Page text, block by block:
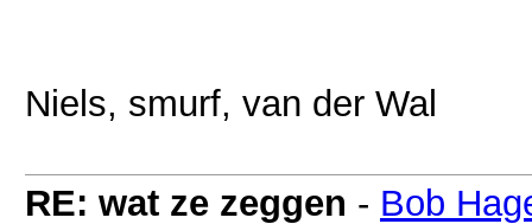
Niels, smurf, van der Wal
RE: wat ze zeggen - Bob